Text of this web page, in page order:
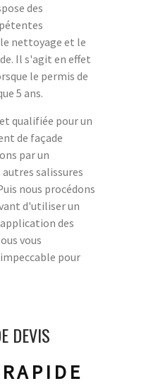
des
nettoyage et le
Il s'agit en effet
le permis de
5 ans.
qualifiée pour un
de façade
par un
salissures
nous procédons
d'utiliser un
des
vous
pour
DEVIS